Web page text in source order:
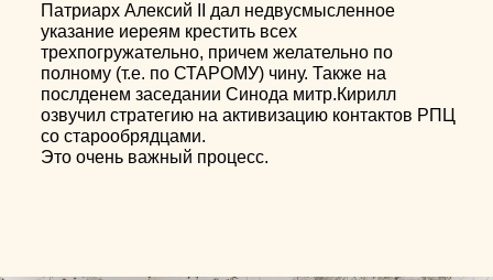
Патриарх Алексий II дал недвусмысленное
указание иереям крестить всех
трехпогружательно, причем желательно по
полному (т.е. по СТАРОМУ) чину. Также на
послденем заседании Синода митр.Кирилл
озвучил стратегию на активизацию контактов РПЦ
со старообрядцами.
Это очень важный процесс.